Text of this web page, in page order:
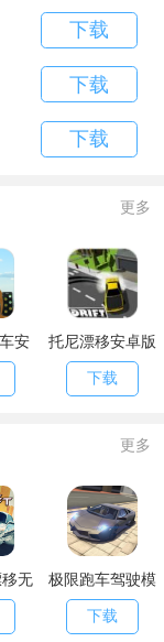
下载
下载
下载
更多
安
托尼漂移安卓版
下载
更多
无
极限跑车驾驶模
拟器无限钞票版
下载